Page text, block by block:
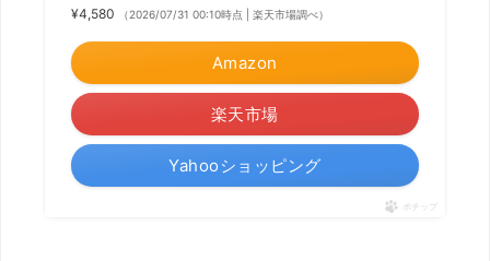
¥4,580
（2026/07/31 00:10時点 | 楽天市場調べ）
Amazon
楽天市場
Yahooショッピング
ポチップ